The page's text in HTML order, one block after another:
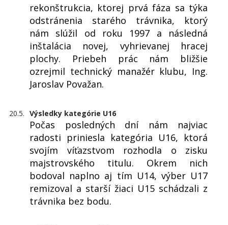
rekonštrukcia, ktorej prvá fáza sa týka
odstránenia starého trávnika, ktorý
nám slúžil od roku 1997 a následná
inštalácia novej, vyhrievanej hracej
plochy. Priebeh prác nám bližšie
ozrejmil technický manažér klubu, Ing.
Jaroslav Považan.
20.5. Výsledky kategórie U16
Počas posledných dní nám najviac
radosti priniesla kategória U16, ktorá
svojím víťazstvom rozhodla o zisku
majstrovského titulu. Okrem nich
bodoval naplno aj tím U14, výber U17
remizoval a starší žiaci U15 schádzali z
trávnika bez bodu.